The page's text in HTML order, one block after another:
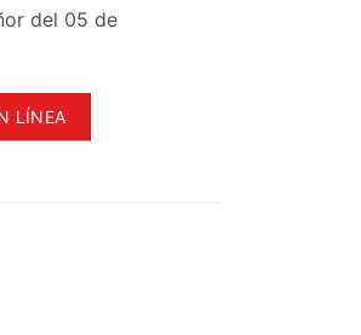
del 05 de
LÍNEA